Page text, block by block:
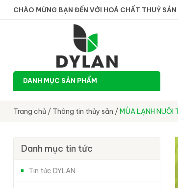
CHÀO MỪNG BẠN ĐẾN VỚI HOÁ CHẤT THUỶ SẢN
DANH MỤC SẢN PHẨM
Trang chủ / Thông tin thủy sản /MÙA LẠNH NUÔI
Danh mục tin tức
Tin tức DYLAN